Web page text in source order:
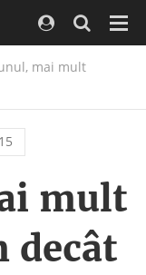
mai mult
mult
decât